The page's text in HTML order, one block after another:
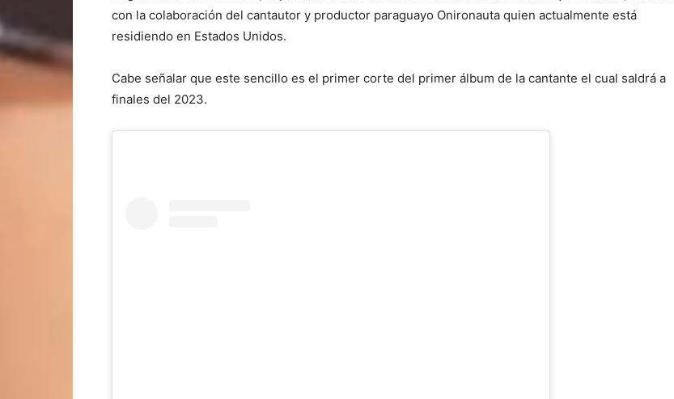
con la colaboración del cantautor y productor paraguayo Onironauta quien actualmente está
residiendo en Estados Unidos.
Cabe señalar que este sencillo es el primer corte del primer álbum de la cantante el cual saldrá a
finales del 2023.